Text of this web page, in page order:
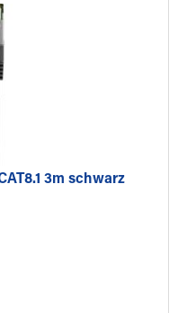
3m schwarz